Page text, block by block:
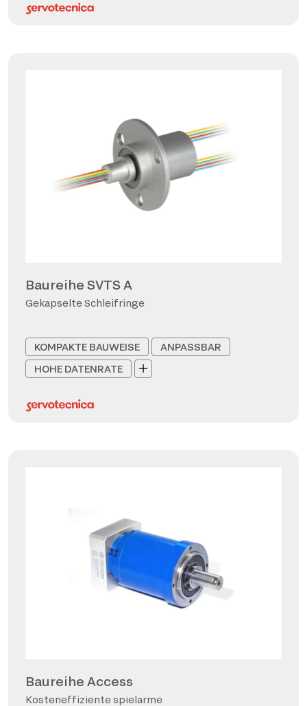
Baureihe SVTS A
Gekapselte Schleifringe
KOMPAKTE BAUWEISE
ANPASSBAR
HOHE DATENRATE
Baureihe Access
Kosteneffiziente spielarme